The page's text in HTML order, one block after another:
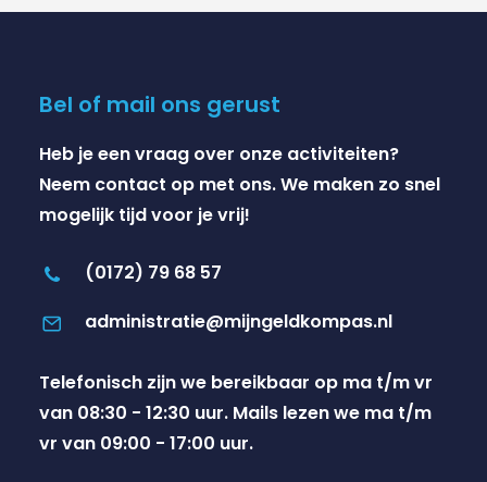
Bel of mail ons gerust
Heb je een vraag over onze activiteiten?
Neem contact op met ons. We maken zo snel
mogelijk tijd voor je vrij!
(0172) 79 68 57
administratie@mijngeldkompas.nl
Telefonisch zijn we bereikbaar op ma t/m vr
van 08:30 - 12:30 uur. Mails lezen we ma t/m
vr van 09:00 - 17:00 uur.